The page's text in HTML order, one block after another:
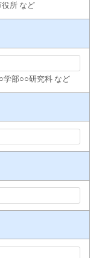
所 など
部○○研究科 など